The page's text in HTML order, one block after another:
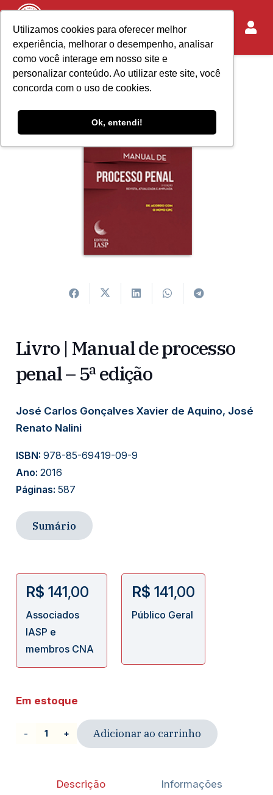
Utilizamos cookies para oferecer melhor
experiência, melhorar o desempenho, analisar
como você interage em nosso site e
personalizar conteúdo. Ao utilizar este site, você
concorda com o uso de cookies.
Ok, entendi!
Livro | Manual de processo
penal – 5ª edição
José Carlos Gonçalves Xavier de Aquino, José
Renato Nalini
ISBN: 978-85-69419-09-9
Ano: 2016
Páginas: 587
Sumário
R$141,00
Associados
IASP e
membros CNA
R$141,00
Público Geral
Em estoque
Livro Adicionar ao carrinho
Descrição Informações